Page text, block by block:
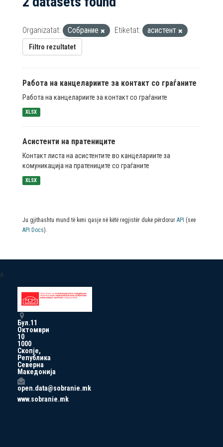
Organizatat: Собрание Etiketat: асистент
Filtro rezultatet
Работа на канцелариите за контакт со граѓаните
Работа на канцелариите за контакт со граѓаните
XLSX
Асистенти на пратениците
Контакт листа на асистентите во канцелариите за
комуникација на пратениците со граѓаните
XLSX
Ju gjithashtu mund të keni qasje në këtë regjistër duke përdorur API (see
API Docs).
a
Бул.11
Октомври
10
1000
Скопје,
Република
Северна
Македонија
open.data@sobranie.mk
www.sobranie.mk